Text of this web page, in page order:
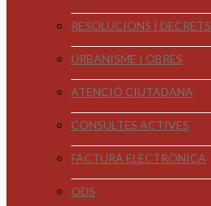
RESOLUCIONS I DECRETS
URBANISME I OBRES
ATENCIÓ CIUTADANA
CONSULTES ACTIVES
FACTURA ELECTRÒNICA
ODS